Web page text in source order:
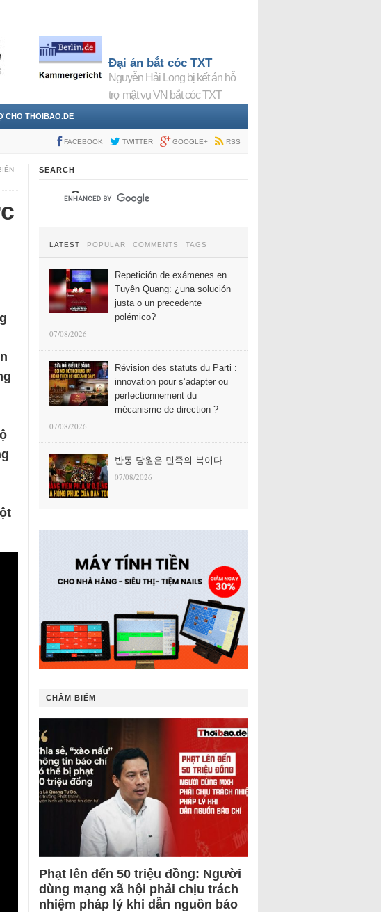
Đại án bắt cóc TXT
Nguyễn Hải Long bị kết án hỗ
trợ mật vụ VN bắt cóc TXT
CHO THOIBAO.DE
FACEBOOK TWITTER GOOGLE+ RSS
SEARCH
LATEST POPULAR COMMENTS TAGS
Repetición de exámenes en
Tuyên Quang: ¿una solución
justa o un precedente
polémico?
07/08/2026
Révision des statuts du Parti :
innovation pour s’adapter ou
perfectionnement du
mécanisme de direction ?
07/08/2026
반동 당원은 민족의 복이다
07/08/2026
CHÂM BIẾM
Phạt lên đến 50 triệu đồng: Người
dùng mạng xã hội phải chịu trách
nhiệm pháp lý khi dẫn nguồn báo